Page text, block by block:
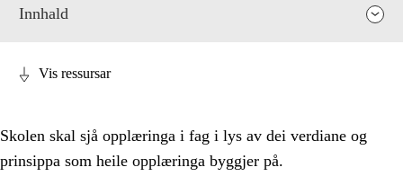
Innhald
Vis ressursar
Skolen skal sjå opplæringa i fag i lys av dei verdiane og
prinsippa som heile opplæringa byggjer på.